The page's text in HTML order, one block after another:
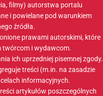
filmy) autorstwa portalu
i powielane pod warunkiem
źródła.
prawami autorskimi, które
twórcom i wydawcom.
ich uprzedniej pisemnej zgody.
treści (m.in. na zasadzie
informacyjnych.
artykułów poszczególnych